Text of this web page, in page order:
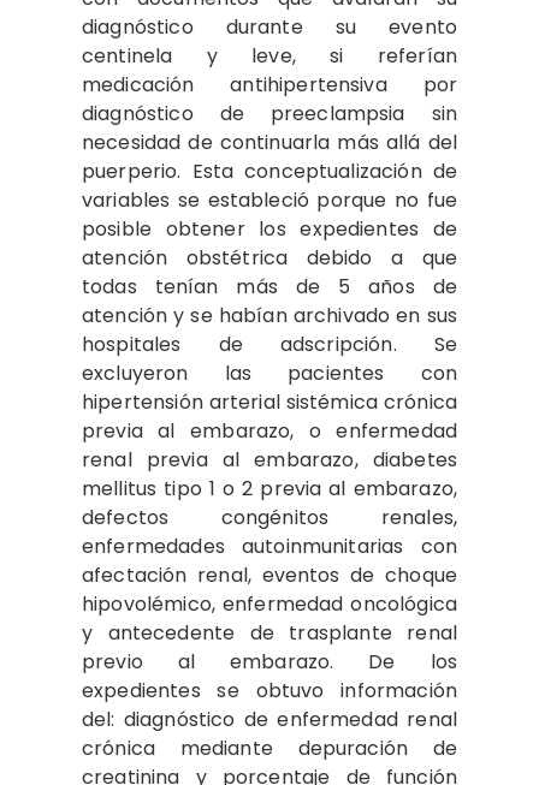
diagnóstico durante su evento
centinela y leve, si referían
medicación antihipertensiva por
diagnóstico de preeclampsia sin
necesidad de continuarla más allá del
puerperio. Esta conceptualización de
variables se estableció porque no fue
posible obtener los expedientes de
atención obstétrica debido a que
todas tenían más de 5 años de
atención y se habían archivado en sus
hospitales de adscripción. Se
excluyeron las pacientes con
hipertensión arterial sistémica crónica
previa al embarazo, o enfermedad
renal previa al embarazo, diabetes
mellitus tipo 1 o 2 previa al embarazo,
defectos congénitos renales,
enfermedades autoinmunitarias con
afectación renal, eventos de choque
hipovolémico, enfermedad oncológica
y antecedente de trasplante renal
previo al embarazo. De los
expedientes se obtuvo información
del: diagnóstico de enfermedad renal
crónica mediante depuración de
creatinina y porcentaje de función